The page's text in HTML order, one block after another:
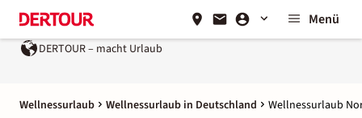
Menü
DERTOUR – macht Urlaub
Wellnessurlaub Wellnessurlaub in Deutschland Wellnessurlaub